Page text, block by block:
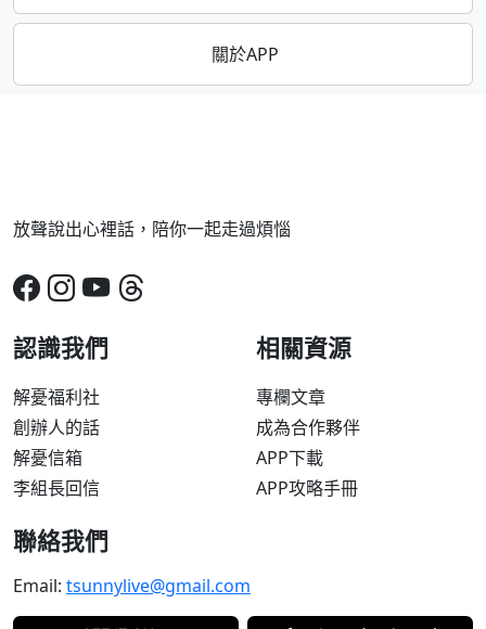
關於APP
放聲說出心裡話，陪你一起走過煩惱
認識我們
解憂福利社
創辦人的話
解憂信箱
李組長回信
相關資源
專欄文章
成為合作夥伴
APP下載
APP攻略手冊
聯絡我們
Email: tsunnylive@gmail.com